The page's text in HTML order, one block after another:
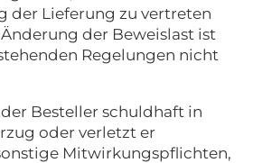
der Lieferung zu vertreten
der Beweislast ist
Regelungen nicht
Besteller schuldhaft in
oder verletzt er
Mitwirkungspflichten,